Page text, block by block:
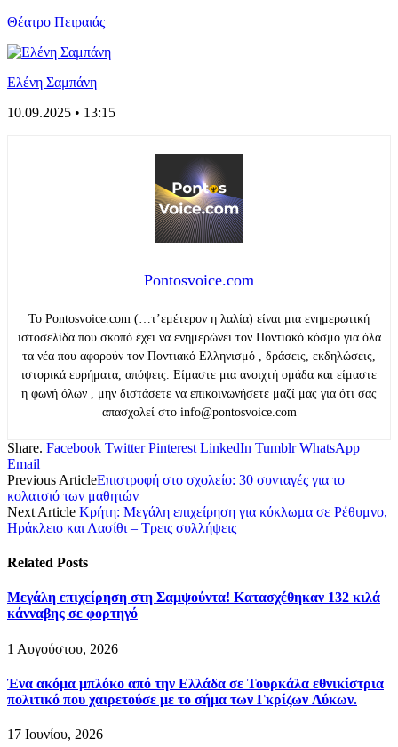
Θέατρο Πειραιάς
Ελένη Σαμπάνη
10.09.2025 • 13:15
Pontosvoice.com
Το Pontosvoice.com (…τ’εμέτερον η λαλία) είναι μια ενημερωτική
ιστοσελίδα που σκοπό έχει να ενημερώνει τον Ποντιακό κόσμο για όλα
τα νέα που αφορούν τον Ποντιακό Ελληνισμό , δράσεις, εκδηλώσεις,
ιστορικά ευρήματα, απόψεις. Είμαστε μια ανοιχτή ομάδα και είμαστε
η φωνή όλων , μην διστάσετε να επικοινωνήσετε μαζί μας για ότι σας
απασχολεί στο info@pontosvoice.com
Share. Facebook Twitter Pinterest LinkedIn Tumblr WhatsApp
Email
Previous ArticleΕπιστροφή στο σχολείο: 30 συνταγές για το
κολατσιό των μαθητών
Next Article Κρήτη: Μεγάλη επιχείρηση για κύκλωμα σε Ρέθυμνο,
Ηράκλειο και Λασίθι – Τρεις συλλήψεις
Related Posts
Μεγάλη επιχείρηση στη Σαμψούντα! Κατασχέθηκαν 132 κιλά
κάνναβης σε φορτηγό
1 Αυγούστου, 2026
Ένα ακόμα μπλόκο από την Ελλάδα σε Τουρκάλα εθνικίστρια
πολιτικό που χαιρετούσε με το σήμα των Γκρίζων Λύκων.
17 Ιουνίου, 2026